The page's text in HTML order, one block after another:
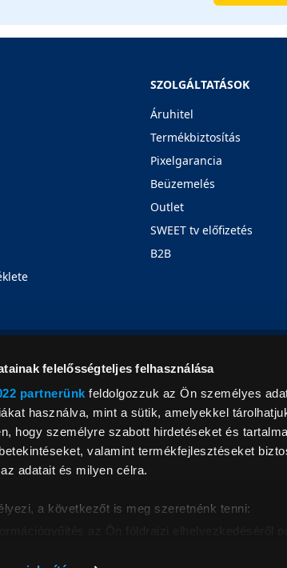
felelősségteljes felhasználása
partnerünk feldolgozzuk az Ön személyes
használva, mint a sütik, amelyekkel
hogy személyre szabott hirdetéseket és
valamint termékfejlesztéseket
adatait és milyen célra.
a következőt is meg szeretnénk tenni:
SZOLGÁLTATÁSOK
Áruhitel
Termékbiztosítás
Pixelgarancia
Beüzemelés
Outlet
SWEET tv előfizetés
B2B
© 2026. Minden jog fenntartva!